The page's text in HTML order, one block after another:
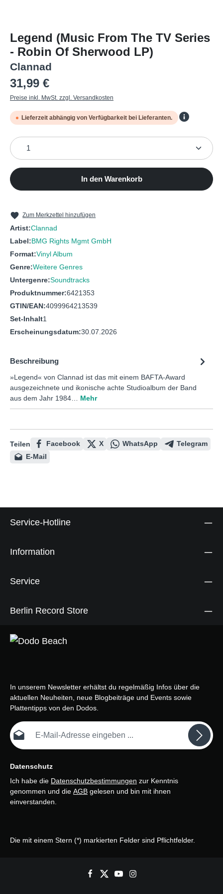
Legend (Music From The TV Series
- Robin Of Sherwood LP)
Clannad
Regulärer Preis:
31,99 €
Preise inkl. MwSt. zzgl. Versandkosten
Lieferzeit abhängig von Verfügbarkeit bei Lieferanten.
Produkt Anzahl: Gib den gewünschten Wert ein
In den Warenkorb
Zum Merkzettel hinzufügen
Artist:Clannad
Label:BMG Rights Mgmt GmbH
Format:Vinyl Album
Genre:Weitere Genres
Untergenre:Soundtracks
Produktnummer:6421353
GTIN/EAN:4099964213539
Set-Inhalt1
Erscheinungsdatum:30.07.2026
Beschreibung
»Legend« von Clannad ist das mit einem BAFTA-Award
ausgezeichnete und ikonische achte Studioalbum der Band
aus dem Jahr 1984… Mehr
Teilen Facebook X WhatsApp
Telegram
E-Mail
Service-Hotline
Information
Service
Berlin Record Store
In unserem Newsletter erhältst du regelmäßig Infos über die
aktuellen Neuheiten, neue Blogbeiträge und Events sowie
Plattentipps von den Dodos.
E-Mail-Adresse*
Datenschutz
Ich habe die Datenschutzbestimmungen zur Kenntnis
genommen und die AGB gelesen und bin mit ihnen
einverstanden.
Die mit einem Stern (*) markierten Felder sind Pflichtfelder.